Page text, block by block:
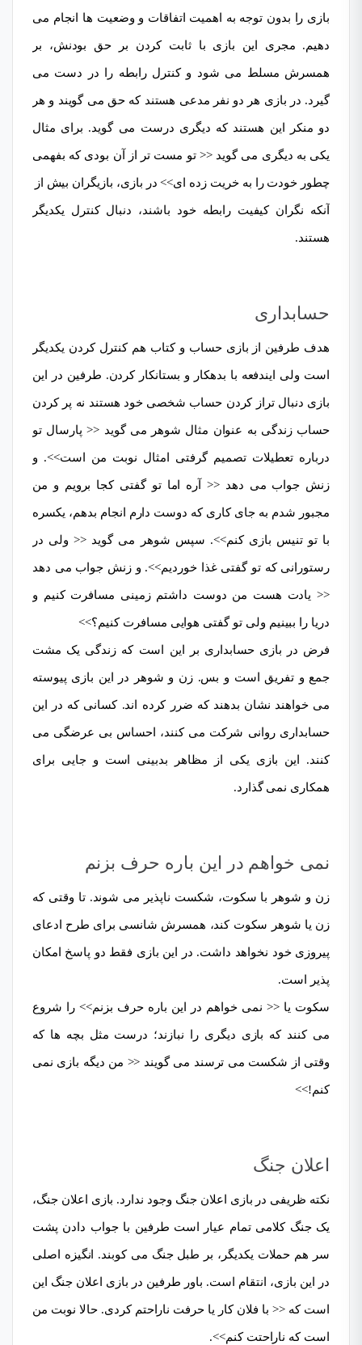
بازی را بدون توجه به اهمیت اتفاقات و وضعیت ها انجام می
دهیم. مجری این بازی با ثابت کردن بر حق بودنش، بر
همسرش مسلط می شود و کنترل رابطه را در دست می
گیرد. در بازی هر دو نفر مدعی هستند که حق می گویند و هر
دو منکر این هستند که دیگری درست می گوید. برای مثال
یکی به دیگری می گوید << تو مست تر از آن بودی که بفهمی
چطور خودت را به خریت زده ای>> در بازی، بازیگران بیش از
آنکه نگران کیفیت رابطه خود باشند، دنبال کنترل یکدیگر
هستند.
حسابداری
هدف طرفین از بازی حساب و کتاب هم کنترل کردن یکدیگر
است ولی ایندفعه با بدهکار و بستانکار کردن. طرفین در این
بازی دنبال تراز کردن حساب شخصی خود هستند نه پر کردن
حساب زندگی به عنوان مثال شوهر می گوید << پارسال تو
درباره تعطیلات تصمیم گرفتی امثال نوبت من است>>. و
زنش جواب می دهد << آره اما تو گفتی کجا برویم و من
مجبور شدم به جای کاری که دوست دارم انجام بدهم، یکسره
با تو تنیس بازی کنم>>. سپس شوهر می گوید << ولی در
رستورانی که تو گفتی غذا خوردیم>>. و زنش جواب می دهد
<< یادت هست من دوست داشتم زمینی مسافرت کنیم و
دریا را ببینیم ولی تو گفتی هوایی مسافرت کنیم؟>>
فرض در بازی حسابداری بر این است که زندگی یک مشت
جمع و تفریق است و بس. زن و شوهر در این بازی پیوسته
می خواهند نشان بدهند که ضرر کرده اند. کسانی که در این
حسابداری روانی شرکت می کنند، احساس بی عرضگی می
کنند. این بازی یکی از مظاهر بدبینی است و جایی برای
همکاری نمی گذارد.
نمی خواهم در این باره حرف بزنم
زن و شوهر با سکوت، شکست ناپذیر می شوند. تا وقتی که
زن یا شوهر سکوت کند، همسرش شانسی برای طرح ادعای
پیروزی خود نخواهد داشت. در این بازی فقط دو پاسخ امکان
پذیر است.
سکوت یا << نمی خواهم در این باره حرف بزنم>> را شروع
می کنند که بازی دیگری را نبازند؛ درست مثل بچه ها که
وقتی از شکست می ترسند می گویند << من دیگه بازی نمی
کنم!>>
اعلان جنگ
نکته ظریفی در بازی اعلان جنگ وجود ندارد. بازی اعلان جنگ،
یک جنگ کلامی تمام عیار است طرفین با جواب دادن پشت
سر هم حملات یکدیگر، بر طبل جنگ می کوبند. انگیزه اصلی
در این بازی، انتقام است. باور طرفین در بازی اعلان جنگ این
است که << با فلان کار یا حرفت ناراحتم کردی. حالا نوبت من
است که ناراحتت کنم>>.